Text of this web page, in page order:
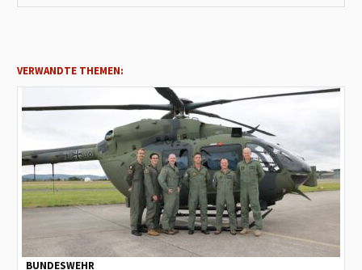
VERWANDTE THEMEN:
BUNDESWEHR